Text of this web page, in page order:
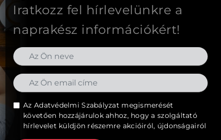
Iratkozz fel hírlevelünkre a
naprakész információkért!
AzAdatvédelmi Szabályzat megismerését
követően hozzájárulok ahhoz, hogy a szolgáltató
hírlevelet küldjön részemre akcióiról, újdonságairól